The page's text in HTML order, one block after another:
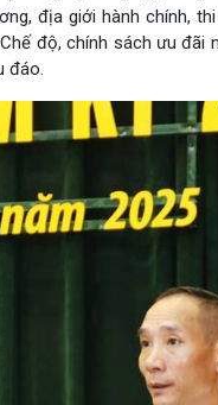
địa giới hành chính,
độ, chính sách ưu
đáo.